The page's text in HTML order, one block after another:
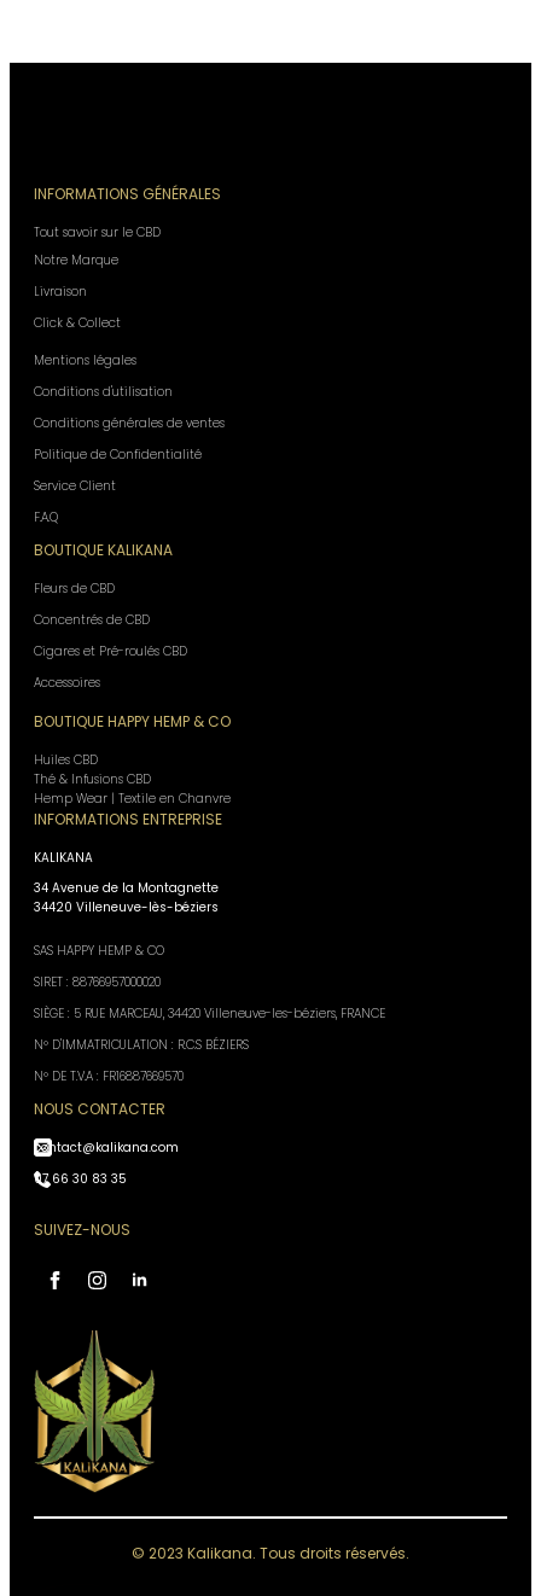
INFORMATIONS GÉNÉRALES
Tout savoir sur le CBD
Notre Marque
Livraison
Click & Collect
Mentions légales
Conditions d'utilisation
Conditions générales de ventes
Politique de Confidentialité
Service Client
F.A.Q
BOUTIQUE KALIKANA
Fleurs de CBD
Concentrés de CBD
Cigares et Pré-roulés CBD
Accessoires
BOUTIQUE HAPPY HEMP & CO
Huiles CBD
Thé & Infusions CBD
Hemp Wear | Textile en Chanvre
INFORMATIONS ENTREPRISE
KALIKANA
34 Avenue de la Montagnette
34420 Villeneuve-lès-béziers
SAS HAPPY HEMP & CO
SIRET : 88766957000020
SIÈGE : 5 RUE MARCEAU, 34420 Villeneuve-les-béziers, FRANCE
N° D'IMMATRICULATION : R.C.S BÉZIERS
N° DE T.V.A : FR16887669570
NOUS CONTACTER
contact@kalikana.com
07 66 30 83 35
SUIVEZ-NOUS
© 2023 Kalikana. Tous droits réservés.
IA, réponses instantanées,
Conseiller disponible 24h/24